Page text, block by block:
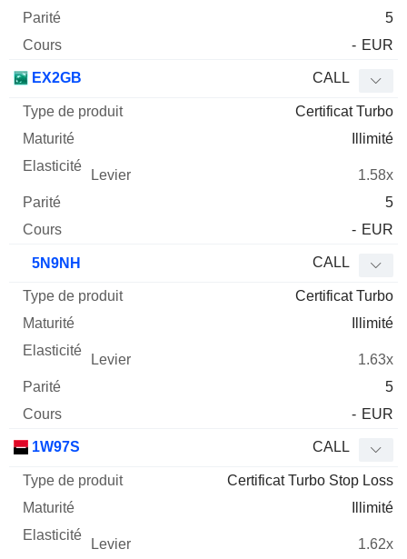
5
- EUR
EX2GB CALL
Certificat Turbo
Illimité
1.58x
5
- EUR
5N9NH CALL
Certificat Turbo
Illimité
1.63x
5
- EUR
1W97S CALL
Certificat Turbo Stop Loss
Illimité
1.62x